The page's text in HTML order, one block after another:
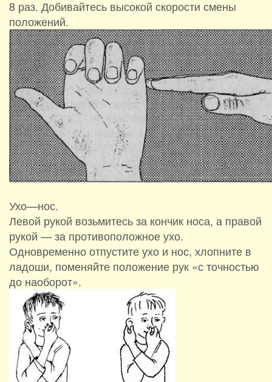
8 раз. Добивайтесь высокой скорости смены
положений.
Ухо—нос.
Левой рукой возьмитесь за кончик носа, а правой
рукой — за противоположное ухо.
Одновременно отпустите ухо и нос, хлопните в
ладоши, поменяйте положение рук «с точностью
до наоборот».